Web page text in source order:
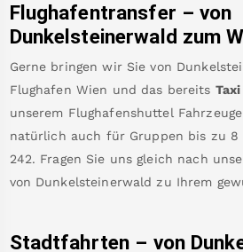
Flughafentransfer – von
Dunkelsteinerwald zum
Gerne bringen wir Sie von
Flughafen Wien und das bereits
unserem Flughafenshuttel
natürlich auch für Gruppen bis zu 8
242. Fragen Sie uns gleich nach
von Dunkelsteinerwald zu Ihrem
Stadtfahrten – von